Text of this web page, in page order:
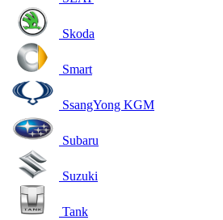
Skoda
Smart
SsangYong KGM
Subaru
Suzuki
Tank